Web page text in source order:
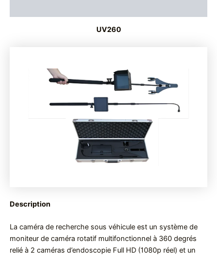
UV260
Description
La caméra de recherche sous véhicule est un système de
moniteur de caméra rotatif multifonctionnel à 360 degrés
relié à 2 caméras d’endoscopie Full HD (1080p réel) et un